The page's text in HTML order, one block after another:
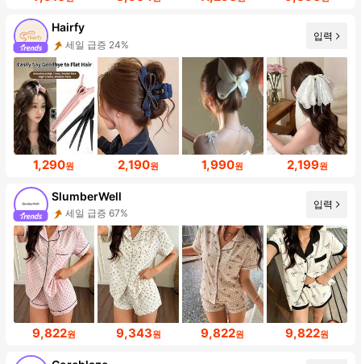
Hairfy
세일 급증 24%
입력
1,290원 2,190원 1,990원 2,199원
SlumberWell
세일 급증 67%
입력
9,822원 9,343원 9,822원 9,822원